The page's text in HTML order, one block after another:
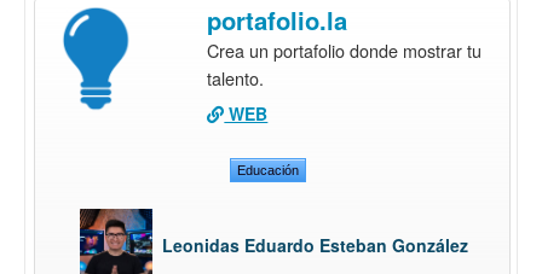
portafolio.la
Crea un portafolio donde mostrar tu
talento.
WEB
Educación
Leonidas Eduardo Esteban González